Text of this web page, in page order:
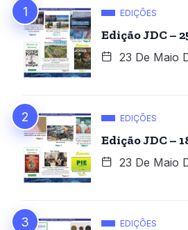
EDIÇÕES
Edição JDC –
23 De Maio
EDIÇÕES
Edição JDC –
23 De Maio
EDIÇÕES